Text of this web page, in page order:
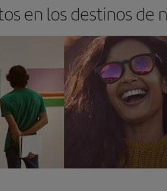
en los destinos de